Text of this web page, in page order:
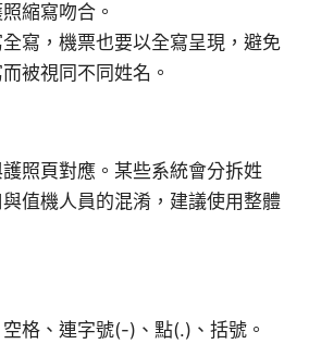
縮寫吻合。
寫，機票也要以全寫呈現，避免
被視同不同姓名。
照頁對應。某些系統會分拆姓
值機人員的混淆，建議使用整體
格、連字號(-)、點(.)、括號。